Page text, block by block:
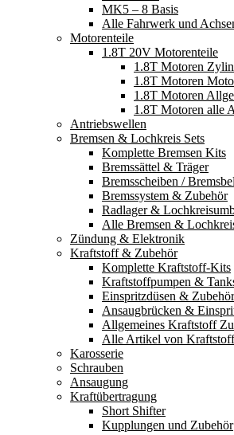
MK5 – 8 Basis
Alle Fahrwerk und
Motorenteile
1.8T 20V Motorenteile
1.8T Motoren
1.8T Motoren
1.8T Motoren
1.8T Motoren alle
Antriebswellen
Bremsen & Lochkreis Sets
Komplette Bremsen Kits
Bremssättel & Träger
Bremsscheiben /
Bremssystem & Zubehör
Radlager &
Alle Bremsen &
Zündung & Elektronik
Kraftstoff & Zubehör
Komplette Kraftstoff-Kits
Kraftstoffpumpen &
Einspritzdüsen & Zubehör
Ansaugbrücken &
Allgemeines Kraftstoff
Alle Artikel von
Karosserie
Schrauben
Ansaugung
Kraftübertragung
Short Shifter
Kupplungen und Zubehör